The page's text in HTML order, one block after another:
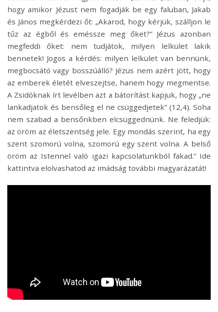
hogy amikor Jézust nem fogadják be egy faluban, Jakab
és János megkérdezi őt: „Akarod, hogy kérjük, szálljon le
tűz az égből és eméssze meg őket?” Jézus azonban
megfeddi őket: nem tudjátok, milyen lelkület lakik
bennetek! Jogos a kérdés: milyen lelkület van bennünk,
megbocsátó vagy bosszúálló? Jézus nem azért jött, hogy
az emberek életét elveszejtse, hanem hogy megmentse.
A Zsidóknak írt levélben azt a bátorítást kapjuk, hogy „ne
lankadjatok és bensőleg el ne csüggedjetek” (12,4). Soha
nem szabad a bensőnkben elcsüggednünk. Ne feledjük:
az öröm az életszentség jele. Egy mondás szerint, ha egy
szent szomorú volna, szomorú egy szent volna. A belső
öröm az Istennel való igazi kapcsolatunkból fakad.” Ide
kattintva elolvashatod az imádság további magyarázatát!